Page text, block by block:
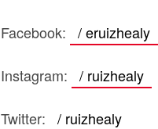
Facebook: / eruizhealy
Instagram: / ruizhealy
Twitter: / ruizhealy